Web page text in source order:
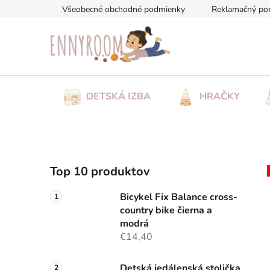
Všeobecné obchodné podmienky Reklamačný
DETSKÁ IZBA HRAČKY
o
č
n
Top 10 produktov
Bicykel Fix Balance cross-
country bike čierna a
modrá
€14,40